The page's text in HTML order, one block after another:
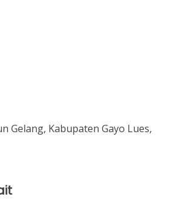
Gelang, Kabupaten Gayo Lues,